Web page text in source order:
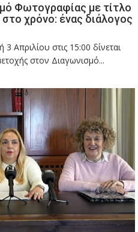
Φωτογραφίας με τίτλο
χρόνο: ένας διάλογος
Απριλίου στις 15:00 δίνεται
στον Διαγωνισμό...